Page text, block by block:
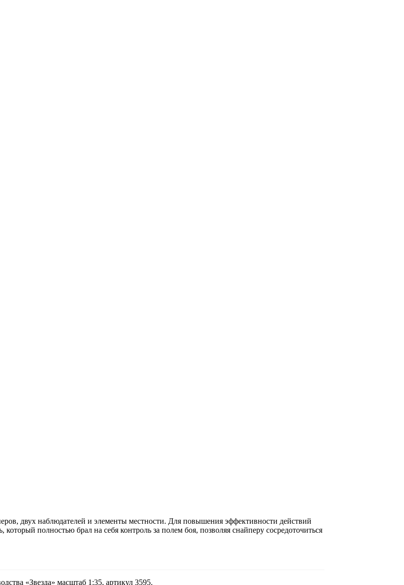
двух наблюдателей и элементы местности. Для повышения эффективности действий
который полностью брал на себя контроль за полем боя, позволяя снайперу сосредоточиться
«Звезда» масштаб 1:35, артикул 3595.